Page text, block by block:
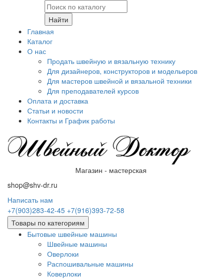
Найти
Главная
Каталог
О нас
Продать швейную и вязальную технику
Для дизайнеров, конструкторов и модельеров
Для мастеров швейной и вязальной техники
Для преподавателей курсов
Оплата и доставка
Статьи и новости
Контакты и График работы
Магазин - мастерская
shop@shv-dr.ru
Написать нам
+7(903)283-42-45 +7(916)393-72-58
Товары по категориям
Бытовые швейные машины
Швейные машины
Оверлоки
Распошивальные машины
Коверлоки